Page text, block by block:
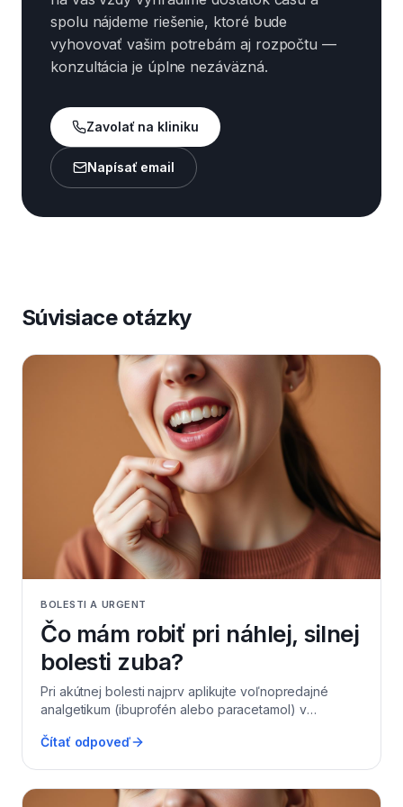
spolu nájdeme riešenie, ktoré bude
vyhovovať vašim potrebám aj rozpočtu —
konzultácia je úplne nezáväzná.
Zavolať na kliniku
Napísať email
Súvisiace otázky
BOLESTI A URGENT
Čo mám robiť pri náhlej, silnej
bolesti zuba?
Pri akútnej bolesti najprv aplikujte voľnopredajné
analgetikum (ibuprofén alebo paracetamol) v
chlaďte líce zvonku – nikdy nepriamo na ďasno.
neprehrievajte, pretože teplo dokáže zápal výrazne
Čítať odpoveď